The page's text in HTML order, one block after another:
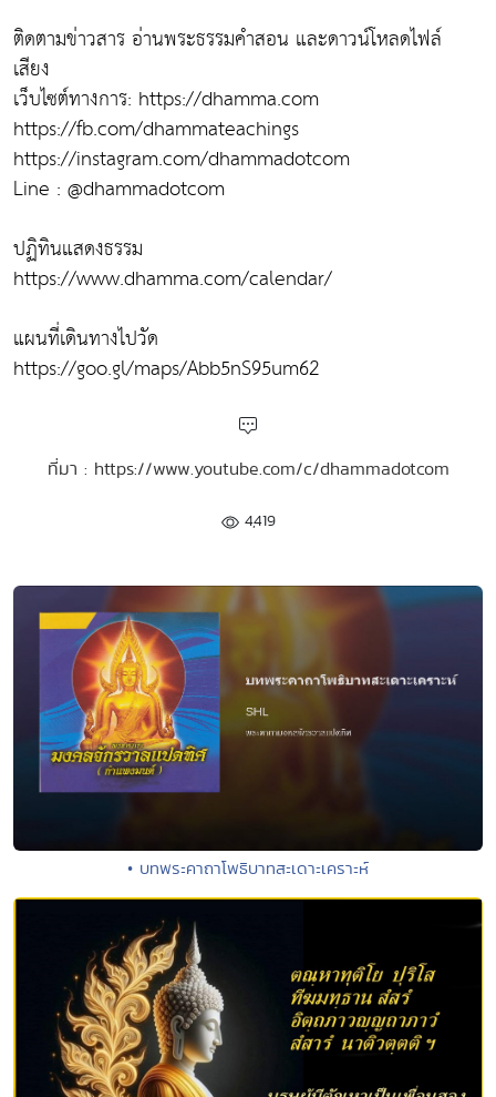
ติดตามข่าวสาร อ่านพระธรรมคำสอน และดาวน์โหลดไฟล์
เสียง
เว็บไซต์ทางการ: https://dhamma.com
https://fb.com/dhammateachings
https://instagram.com/dhammadotcom
Line : @dhammadotcom
ปฏิทินแสดงธรรม
https://www.dhamma.com/calendar/
แผนที่เดินทางไปวัด
https://goo.gl/maps/Abb5nS95um62
ที่มา : https://www.youtube.com/c/dhammadotcom
4,419
• บทพระคาถาโพธิบาทสะเดาะเคราะห์